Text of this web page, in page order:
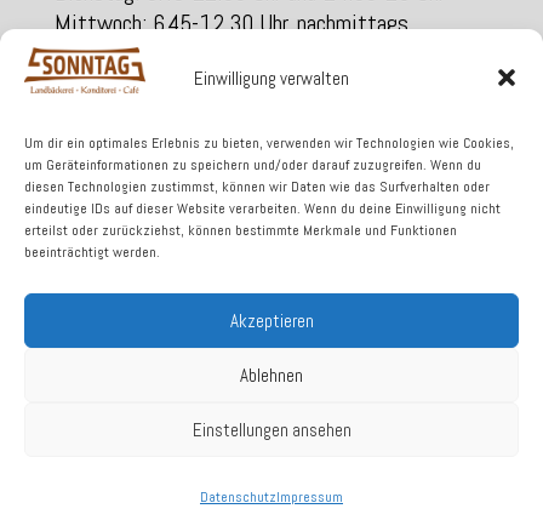
Einwilligung verwalten
Um dir ein optimales Erlebnis zu bieten, verwenden wir Technologien wie Cookies,
um Geräteinformationen zu speichern und/oder darauf zuzugreifen. Wenn du
diesen Technologien zustimmst, können wir Daten wie das Surfverhalten oder
eindeutige IDs auf dieser Website verarbeiten. Wenn du deine Einwilligung nicht
erteilst oder zurückziehst, können bestimmte Merkmale und Funktionen
beeinträchtigt werden.
Akzeptieren
Ablehnen
Einstellungen ansehen
DatenschutzImpressum
Mittwoch: 6.45-12.30 Uhr, nachmittags
geschlossen
Donnerstag: 6.45-12.30 Uhr und 14.30-18 Uhr
Samstag: 6.45-12.00 Uhr
Am Kirchberg 1
877452 Kimratshofen
Telefon 08373 / 987115
Fax 08330/911055
Mail: info@sonntagsback.de